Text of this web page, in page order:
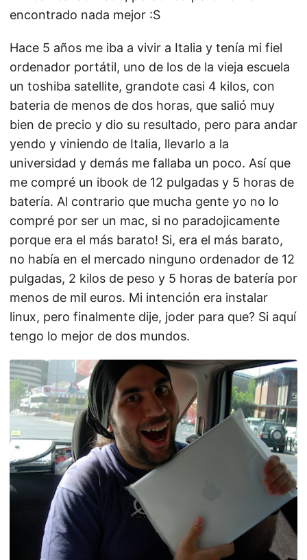
encontrado nada mejor :S
Hace 5 años me iba a vivir a Italia y tenía mi fiel
ordenador portátil, uno de los de la vieja escuela
un toshiba satellite, grandote casi 4 kilos, con
bateria de menos de dos horas, que salió muy
bien de precio y dio su resultado, pero para andar
yendo y viniendo de Italia, llevarlo a la
universidad y demás me fallaba un poco. Así que
me compré un ibook de 12 pulgadas y 5 horas de
batería. Al contrario que mucha gente yo no lo
compré por ser un mac, si no paradojicamente
porque era el más barato! Si, era el más barato,
no había en el mercado ninguno ordenador de 12
pulgadas, 2 kilos de peso y 5 horas de batería por
menos de mil euros. Mi intención era instalar
linux, pero finalmente dije, joder para que? Si aquí
tengo lo mejor de dos mundos.